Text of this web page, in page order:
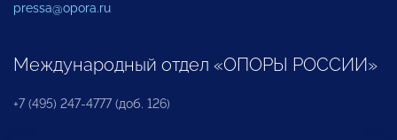
pressa@opora.ru
Международный отдел «ОПОРЫ РОССИИ»
+7 (495) 247-4777 (доб. 126)